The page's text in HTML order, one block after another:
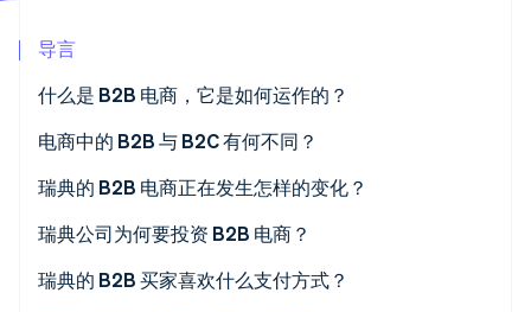
Stripe Sessions 2026
立即观看
导言
什么是 B2B 电商，它是如何运作的？
电商中的 B2B 与 B2C 有何不同？
瑞典的 B2B 电商正在发生怎样的变化？
瑞典公司为何要投资 B2B 电商？
对每个人来说都更高效
瑞典的 B2B 买家喜欢什么支付方式？